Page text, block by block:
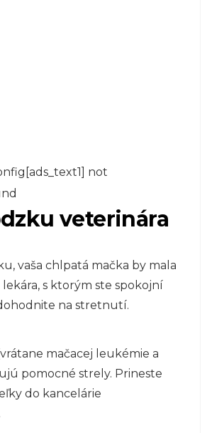
not
veterinára
vaša chlpatá mačka by mala
s ktorým ste spokojní
na stretnutí.
mačacej leukémie a
pomocné strely. Prineste
do kancelárie